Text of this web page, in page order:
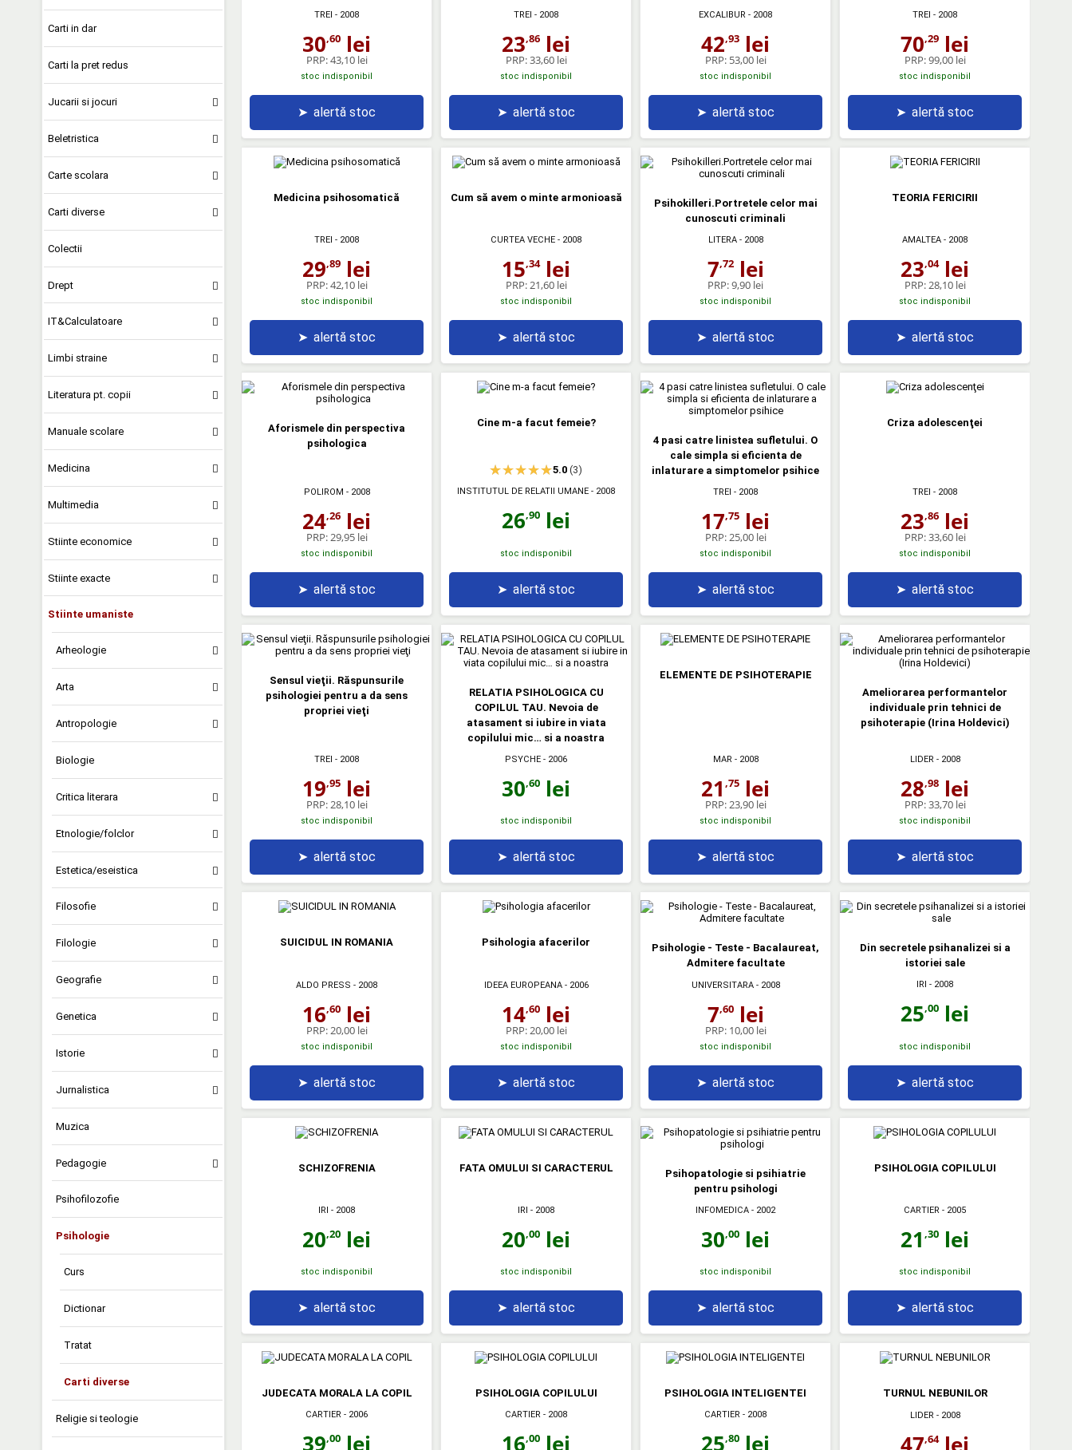
Carti in dar
Carti la pret redus
Jucarii si jocuri
Beletristica
Carte scolara
Carti diverse
Colectii
Drept
IT&Calculatoare
Limbi straine
Literatura pt. copii
Manuale scolare
Medicina
Multimedia
Stiinte economice
Stiinte exacte
Stiinte umaniste
Arheologie
Arta
Antropologie
Biologie
Critica literara
Etnologie/folclor
Estetica/eseistica
Filosofie
Filologie
Geografie
Genetica
Istorie
Jurnalistica
Muzica
Pedagogie
Psihofilozofie
Psihologie
Curs
Dictionar
Tratat
Carti diverse
Religie si teologie
TREI - 2008
30,60 lei
PRP:43,10 lei
stoc indisponibil
➤ alertă stoc
TREI - 2008
23,86 lei
PRP:33,60 lei
stoc indisponibil
➤ alertă stoc
EXCALIBUR - 2008
42,93 lei
PRP: 53,00 lei
stoc indisponibil
➤ alertă stoc
TREI - 2008
70,29 lei
PRP:99,00 lei
stoc indisponibil
➤ alertă stoc
Medicina psihosomatică
TREI - 2008
29,89 lei
PRP:42,10 lei
stoc indisponibil
➤ alertă stoc
Cum să avem o minte armonioasă
CURTEA VECHE - 2008
15,34lei
PRP: 21,60 lei
stoc indisponibil
➤ alertă stoc
Psihokilleri.Portretele celor mai
cunoscuti criminali
LITERA- 2008
7,72lei
PRP:9,90 lei
stoc indisponibil
➤ alertă stoc
TEORIA FERICIRII
AMALTEA - 2008
23,04lei
PRP: 28,10 lei
stoc indisponibil
➤ alertă stoc
Aforismele din perspectiva
psihologica
POLIROM - 2008
24,26 lei
PRP: 29,95 lei
stoc indisponibil
➤ alertă stoc
Cine m-a facut femeie?
5.0(3)
INSTITUTUL DE RELATII UMANE - 2008
26,90 lei
stoc indisponibil
➤ alertă stoc
4 pasi catre linistea sufletului. O
cale simpla si eficienta de
inlaturare a simptomelor psihice
TREI - 2008
17,75 lei
PRP: 25,00 lei
stoc indisponibil
➤ alertă stoc
Criza adolescenţei
TREI - 2008
23,86 lei
PRP:33,60 lei
stoc indisponibil
➤ alertă stoc
Sensul vieţii. Răspunsurile
psihologiei pentru a da sens
propriei vieţi
TREI - 2008
19,95 lei
PRP:28,10 lei
stoc indisponibil
➤ alertă stoc
RELATIA PSIHOLOGICA CU
COPILUL TAU. Nevoia de
atasament si iubire in viata
copilului mic… si a noastra
PSYCHE - 2006
30,60 lei
stoc indisponibil
➤ alertă stoc
ELEMENTE DE PSIHOTERAPIE
MAR- 2008
21 ,75 lei
PRP:23,90 lei
stoc indisponibil
➤ alertă stoc
Ameliorarea performantelor
individuale prin tehnici de
psihoterapie (Irina Holdevici)
LIDER- 2008
28,98 lei
PRP:33,70 lei
stoc indisponibil
➤ alertă stoc
SUICIDUL IN ROMANIA
ALDO PRESS - 2008
16,60 lei
PRP:20,00 lei
stoc indisponibil
➤ alertă stoc
Psihologia afacerilor
IDEEA EUROPEANA- 2006
14,60 lei
PRP:20,00 lei
stoc indisponibil
➤ alertă stoc
Psihologie - Teste - Bacalaureat,
Admitere facultate
UNIVERSITARA- 2008
7,60lei
PRP: 10,00 lei
stoc indisponibil
➤ alertă stoc
Din secretele psihanalizei si a
istoriei sale
IRI - 2008
25,00 lei
stoc indisponibil
➤ alertă stoc
SCHIZOFRENIA
IRI - 2008
20,20 lei
stoc indisponibil
➤ alertă stoc
FATA OMULUI SI CARACTERUL
IRI - 2008
20,00 lei
stoc indisponibil
➤ alertă stoc
Psihopatologie si psihiatrie
pentru psihologi
INFOMEDICA - 2002
30,00 lei
stoc indisponibil
➤ alertă stoc
PSIHOLOGIA COPILULUI
CARTIER - 2005
21 ,30 lei
stoc indisponibil
➤ alertă stoc
JUDECATA MORALA LA COPIL
CARTIER - 2006
39,00 lei
PSIHOLOGIA COPILULUI
CARTIER - 2008
16,00 lei
PSIHOLOGIA INTELIGENTEI
CARTIER - 2008
25,80 lei
TURNUL NEBUNILOR
LIDER- 2008
,64